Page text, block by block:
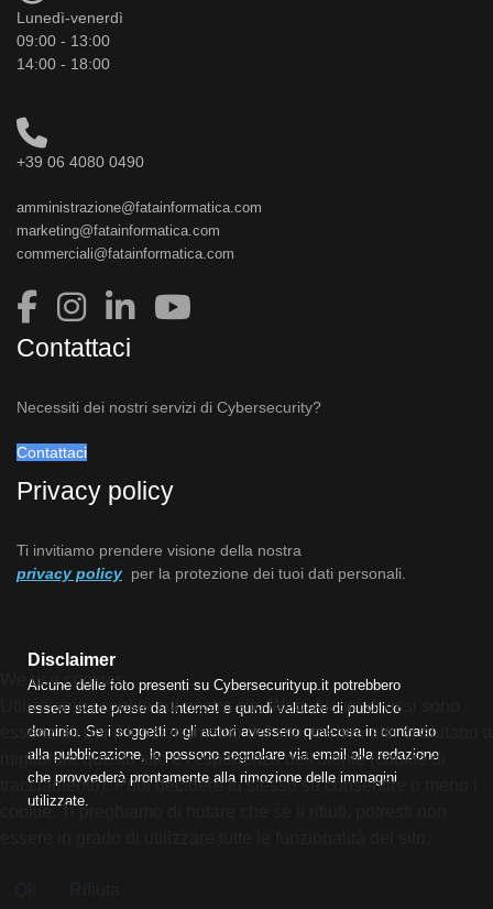
Lunedì-venerdì
09:00 - 13:00
14:00 - 18:00
+39 06 4080 0490
amministrazione@fatainformatica.com
marketing@fatainformatica.com
commerciali@fatainformatica.com
Contattaci
Necessiti dei nostri servizi di Cybersecurity?
Contattaci
Privacy policy
Ti invitiamo prendere visione della nostra
privacy policy per la protezione dei tuoi dati personali.
Disclaimer
Alcune delle foto presenti su Cybersecurityup.it potrebbero
essere state prese da Internet e quindi valutate di pubblico
dominio. Se i soggetti o gli autori avessero qualcosa in contrario
alla pubblicazione, lo possono segnalare via email alla redazione
che provvederà prontamente alla rimozione delle immagini
utilizzate.
We use cookies
Utilizziamo i cookie sul nostro sito Web. Alcuni di essi sono
essenziali per il funzionamento del sito, mentre altri ci aiutano a
migliorare questo sito e l'esperienza dell'utente (cookie di
tracciamento). Puoi decidere tu stesso se consentire o meno i
cookie. Ti preghiamo di notare che se li rifiuti, potresti non